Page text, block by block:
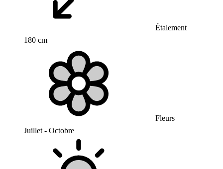
Étalement
180 cm
Fleurs
Juillet - Octobre